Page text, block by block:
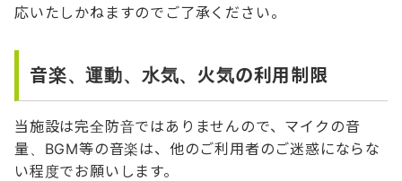
応いたしかねますのでご了承ください。
音楽、運動、水気、火気の利用制限
当施設は完全防音ではありませんので、マイクの音
量、BGM等の音楽は、他のご利用者のご迷惑にならな
い程度でお願いします。